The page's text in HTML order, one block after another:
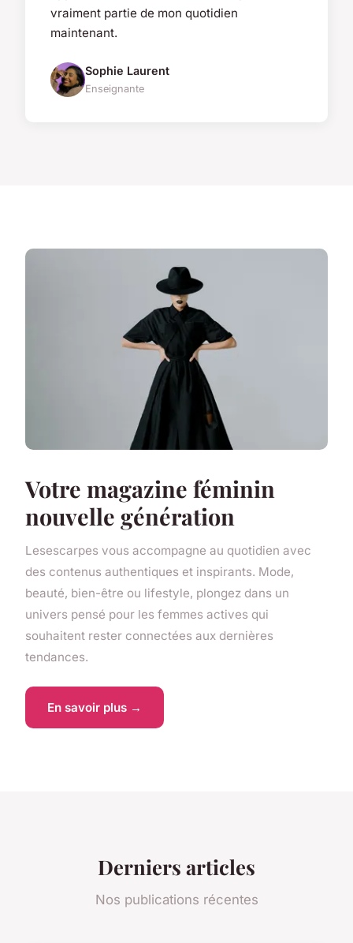
vraiment partie de mon quotidien
maintenant.
Sophie Laurent
Enseignante
Votre magazine féminin
nouvelle génération
Lesescarpes vous accompagne au quotidien avec
des contenus authentiques et inspirants. Mode,
beauté, bien-être ou lifestyle, plongez dans un
univers pensé pour les femmes actives qui
souhaitent rester connectées aux dernières
tendances.
En savoir plus →
Derniers articles
Nos publications récentes